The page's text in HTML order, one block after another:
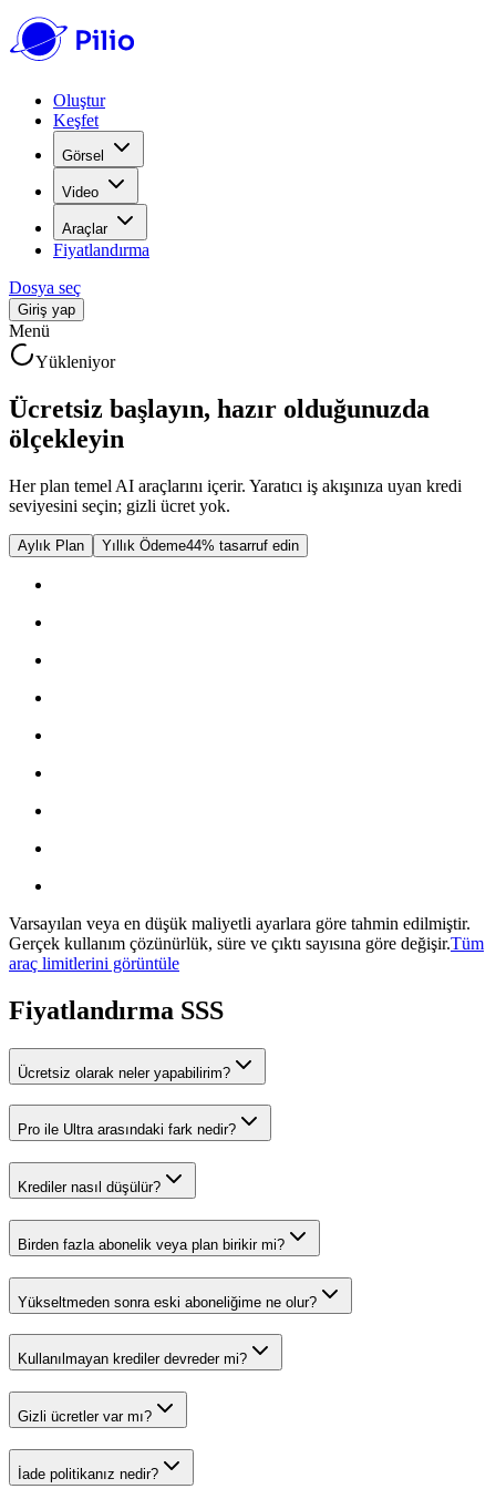
Oluştur
Keşfet
Görsel
Video
Araçlar
Fiyatlandırma
Dosya seç
Giriş yap
Menü
Yükleniyor
Ücretsiz başlayın, hazır olduğunuzda
ölçekleyin
Her plan temel AI araçlarını içerir. Yaratıcı iş akışınıza uyan kredi
seviyesini seçin; gizli ücret yok.
Aylık Plan Yıllık Ödeme44% tasarruf edin
Varsayılan veya en düşük maliyetli ayarlara göre tahmin edilmiştir.
Gerçek kullanım çözünürlük, süre ve çıktı sayısına göre değişir.Tüm
araç limitlerini görüntüle
Fiyatlandırma SSS
Ücretsiz olarak neler yapabilirim?
Pro ile Ultra arasındaki fark nedir?
Krediler nasıl düşülür?
Birden fazla abonelik veya plan birikir mi?
Yükseltmeden sonra eski aboneliğime ne olur?
Kullanılmayan krediler devreder mi?
Gizli ücretler var mı?
İade politikanız nedir?